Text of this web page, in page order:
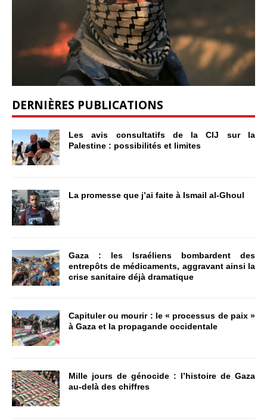
DERNIÈRES PUBLICATIONS
Les avis consultatifs de la CIJ sur la
Palestine : possibilités et limites
La promesse que j’ai faite à Ismail al-Ghoul
Gaza : les Israéliens bombardent des
entrepôts de médicaments, aggravant ainsi la
crise sanitaire déjà dramatique
Capituler ou mourir : le « processus de paix »
à Gaza et la propagande occidentale
Mille jours de génocide : l’histoire de Gaza
au-delà des chiffres